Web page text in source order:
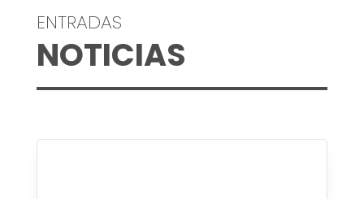
ENTRADAS
NOTICIAS